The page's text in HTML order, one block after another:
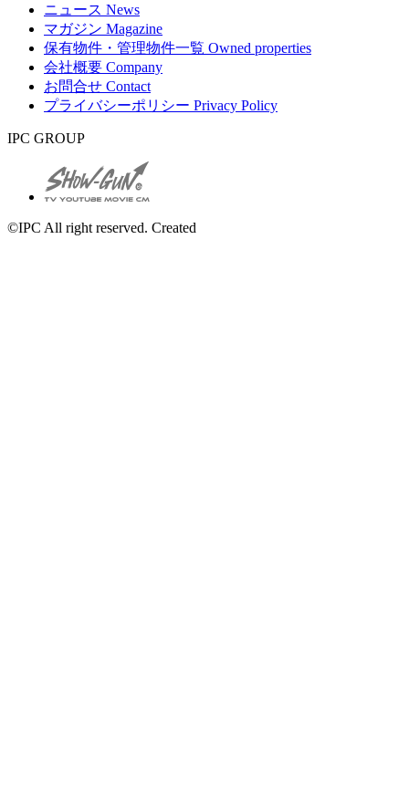
ニュース News
マガジン Magazine
保有物件・管理物件一覧 Owned properties
会社概要 Company
お問合せ Contact
プライバシーポリシー Privacy Policy
IPC GROUP
©IPC All right reserved. Created